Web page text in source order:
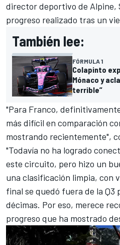
director deportivo de Alpine,
progreso realizado tras un
También lee:
FÓRMULA 1
Colapinto
Mónaco y
terrible”
"Para Franco,
más difícil en comparación
mostrando recientemente",
"Todavía no ha logrado
este circuito, pero hizo un
una clasificación limpia, con
final se quedó fuera de la Q3
décimas. Por eso, merece
progreso que ha mostrado